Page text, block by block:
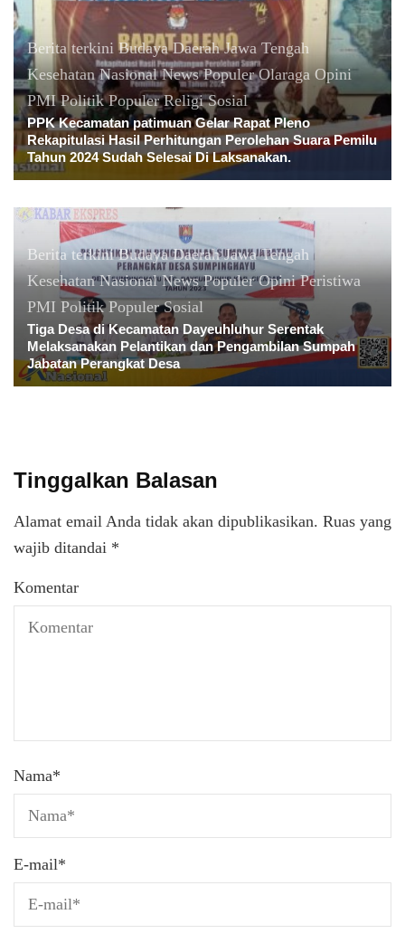
Berita terkini Budaya Daerah Jawa Tengah
Kesehatan Nasional News Populer Olaraga Opini
PMI Politik Populer Religi Sosial
PPK Kecamatan patimuan Gelar Rapat Pleno
Rekapitulasi Hasil Perhitungan Perolehan Suara Pemilu
Tahun 2024 Sudah Selesai Di Laksanakan.
Berita terkini Budaya Daerah Jawa Tengah
Kesehatan Nasional News Populer Opini Peristiwa
PMI Politik Populer Sosial
Tiga Desa di Kecamatan Dayeuhluhur Serentak
Melaksanakan Pelantikan dan Pengambilan Sumpah
Jabatan Perangkat Desa
Tinggalkan Balasan
Alamat email Anda tidak akan dipublikasikan. Ruas yang
wajib ditandai *
Komentar
Nama*
E-mail*